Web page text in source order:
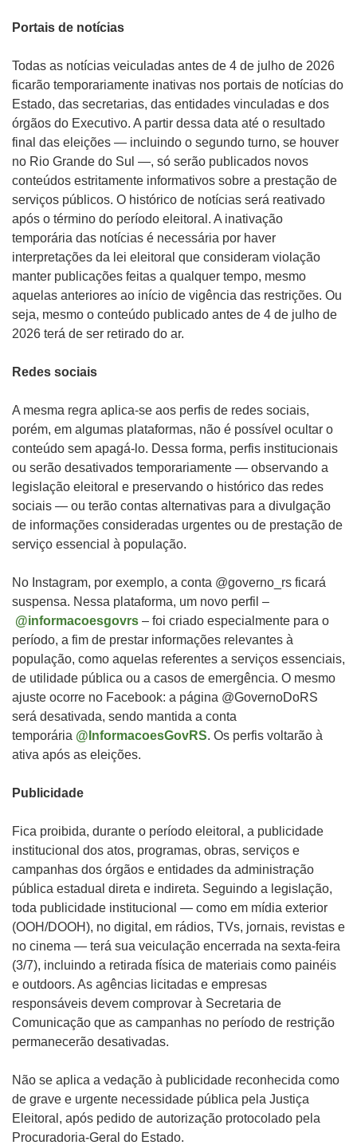
Portais de notícias
Todas as notícias veiculadas antes de 4 de julho de 2026
ficarão temporariamente inativas nos portais de notícias do
Estado, das secretarias, das entidades vinculadas e dos
órgãos do Executivo. A partir dessa data até o resultado
final das eleições — incluindo o segundo turno, se houver
no Rio Grande do Sul —, só serão publicados novos
conteúdos estritamente informativos sobre a prestação de
serviços públicos. O histórico de notícias será reativado
após o término do período eleitoral. A inativação
temporária das notícias é necessária por haver
interpretações da lei eleitoral que consideram violação
manter publicações feitas a qualquer tempo, mesmo
aquelas anteriores ao início de vigência das restrições. Ou
seja, mesmo o conteúdo publicado antes de 4 de julho de
2026 terá de ser retirado do ar.
Redes sociais
A mesma regra aplica-se aos perfis de redes sociais,
porém, em algumas plataformas, não é possível ocultar o
conteúdo sem apagá-lo. Dessa forma, perfis institucionais
ou serão desativados temporariamente — observando a
legislação eleitoral e preservando o histórico das redes
sociais — ou terão contas alternativas para a divulgação
de informações consideradas urgentes ou de prestação de
serviço essencial à população.
No Instagram, por exemplo, a conta @governo_rs ficará
suspensa. Nessa plataforma, um novo perfil –
@informacoesgovrs – foi criado especialmente para o
período, a fim de prestar informações relevantes à
população, como aquelas referentes a serviços essenciais,
de utilidade pública ou a casos de emergência. O mesmo
ajuste ocorre no Facebook: a página @GovernoDoRS
será desativada, sendo mantida a conta
temporária @InformacoesGovRS. Os perfis voltarão à
ativa após as eleições.
Publicidade
Fica proibida, durante o período eleitoral, a publicidade
institucional dos atos, programas, obras, serviços e
campanhas dos órgãos e entidades da administração
pública estadual direta e indireta. Seguindo a legislação,
toda publicidade institucional — como em mídia exterior
(OOH/DOOH), no digital, em rádios, TVs, jornais, revistas e
no cinema — terá sua veiculação encerrada na sexta-feira
(3/7), incluindo a retirada física de materiais como painéis
e outdoors. As agências licitadas e empresas
responsáveis devem comprovar à Secretaria de
Comunicação que as campanhas no período de restrição
permanecerão desativadas.
Não se aplica a vedação à publicidade reconhecida como
de grave e urgente necessidade pública pela Justiça
Eleitoral, após pedido de autorização protocolado pela
Procuradoria-Geral do Estado.